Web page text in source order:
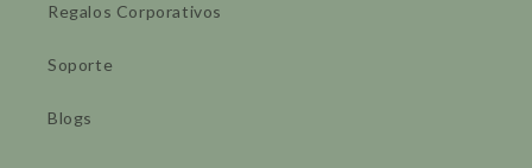
Regalos Corporativos
Soporte
Blogs